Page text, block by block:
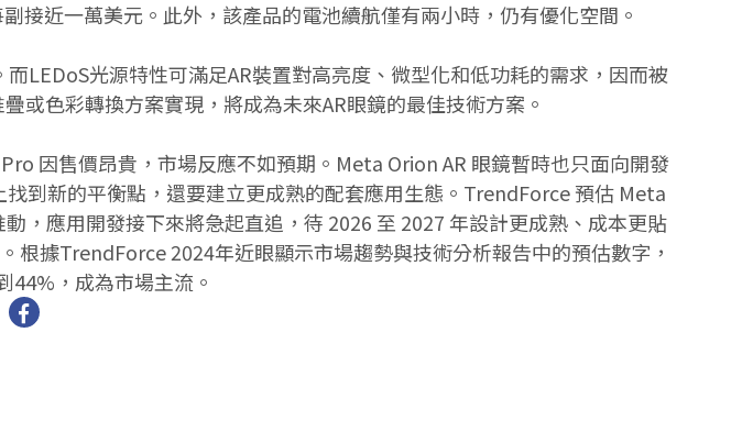
接近一萬美元。此外，該產品的電池續航僅有兩小時，仍有優化空間。
LEDoS光源特性可滿足AR裝置對高亮度、微型化和低功耗的需求，因而被
或色彩轉換方案實現，將成為未來AR眼鏡的最佳技術方案。
因售價昂貴，市場反應不如預期。Meta Orion AR 眼鏡暫時也只面向開發
到新的平衡點，還要建立更成熟的配套應用生態。TrendForce 預估 Meta
，應用開發接下來將急起直追，待 2026 至 2027 年設計更成熟、成本更貼
據TrendForce 2024年近眼顯示市場趨勢與技術分析報告中的預估數字，
44%，成為市場主流。